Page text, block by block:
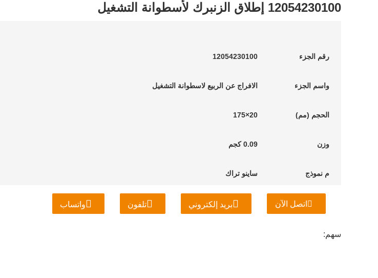
12054230100 إطلاق الزنبرك لأسطوانة التشغيل
رقم الجزء 12054230100
واسم الجزء الافراج عن الربيع لاسطوانة التشغيل
الحجم (مم) 20×175
وزن 0.09 كجم
م نموذج ساينو تراك
اتصل الآن بريد إلكتروني تلفون واتساب
سهم: